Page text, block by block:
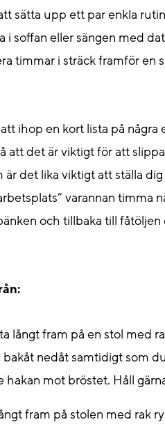
sätta upp ett par enkla
i soffan eller sängen med
timmar i sträck framför en
ihop en kort lista på
att det är viktigt för att
det lika viktigt att ställa
varannan timma
och tillbaka till
långt fram på en stol med
nedåt samtidigt som
hakan mot bröstet. Håll
fram på stolen med rak